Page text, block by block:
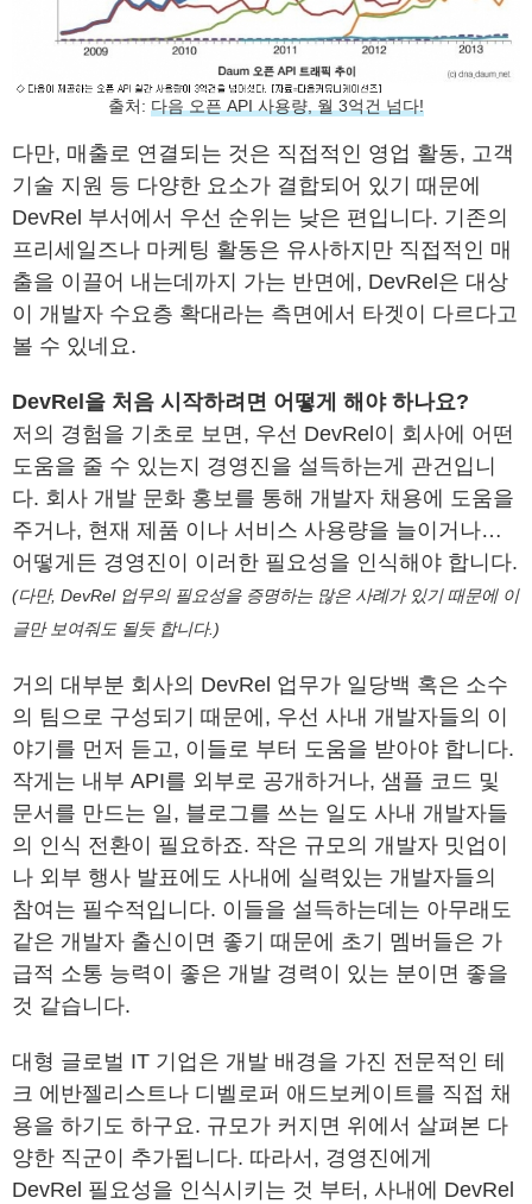
출처: 다음 오픈 API 사용량, 월 3억건 넘다!
다만, 매출로 연결되는 것은 직접적인 영업 활동, 고객
기술 지원 등 다양한 요소가 결합되어 있기 때문에
DevRel 부서에서 우선 순위는 낮은 편입니다. 기존의
프리세일즈나 마케팅 활동은 유사하지만 직접적인 매
출을 이끌어 내는데까지 가는 반면에, DevRel은 대상
이 개발자 수요층 확대라는 측면에서 타겟이 다르다고
볼 수 있네요.
DevRel을 처음 시작하려면 어떻게 해야 하나요?
저의 경험을 기초로 보면, 우선 DevRel이 회사에 어떤
도움을 줄 수 있는지 경영진을 설득하는게 관건입니
다. 회사 개발 문화 홍보를 통해 개발자 채용에 도움을
주거나, 현재 제품 이나 서비스 사용량을 늘이거나…
어떻게든 경영진이 이러한 필요성을 인식해야 합니다.
(다만, DevRel 업무의 필요성을 증명하는 많은 사례가 있기 때문에 이
글만 보여줘도 될듯 합니다.)
거의 대부분 회사의 DevRel 업무가 일당백 혹은 소수
의 팀으로 구성되기 때문에, 우선 사내 개발자들의 이
야기를 먼저 듣고, 이들로 부터 도움을 받아야 합니다.
작게는 내부 API를 외부로 공개하거나, 샘플 코드 및
문서를 만드는 일, 블로그를 쓰는 일도 사내 개발자들
의 인식 전환이 필요하죠. 작은 규모의 개발자 밋업이
나 외부 행사 발표에도 사내에 실력있는 개발자들의
참여는 필수적입니다. 이들을 설득하는데는 아무래도
같은 개발자 출신이면 좋기 때문에 초기 멤버들은 가
급적 소통 능력이 좋은 개발 경력이 있는 분이면 좋을
것 같습니다.
대형 글로벌 IT 기업은 개발 배경을 가진 전문적인 테
크 에반젤리스트나 디벨로퍼 애드보케이트를 직접 채
용을 하기도 하구요. 규모가 커지면 위에서 살펴본 다
양한 직군이 추가됩니다. 따라서, 경영진에게
DevRel 필요성을 인식시키는 것 부터, 사내에 DevRel